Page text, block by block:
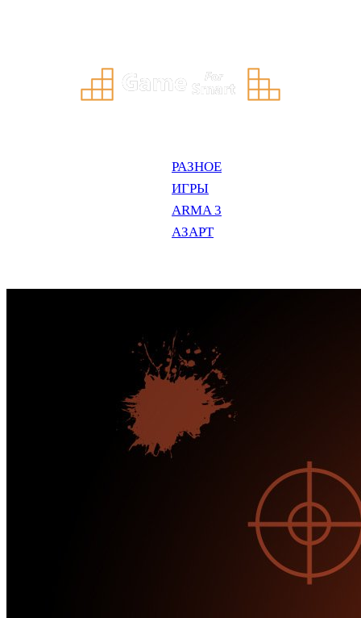
РАЗНОЕ
ИГРЫ
ARMA 3
АЗАРТ